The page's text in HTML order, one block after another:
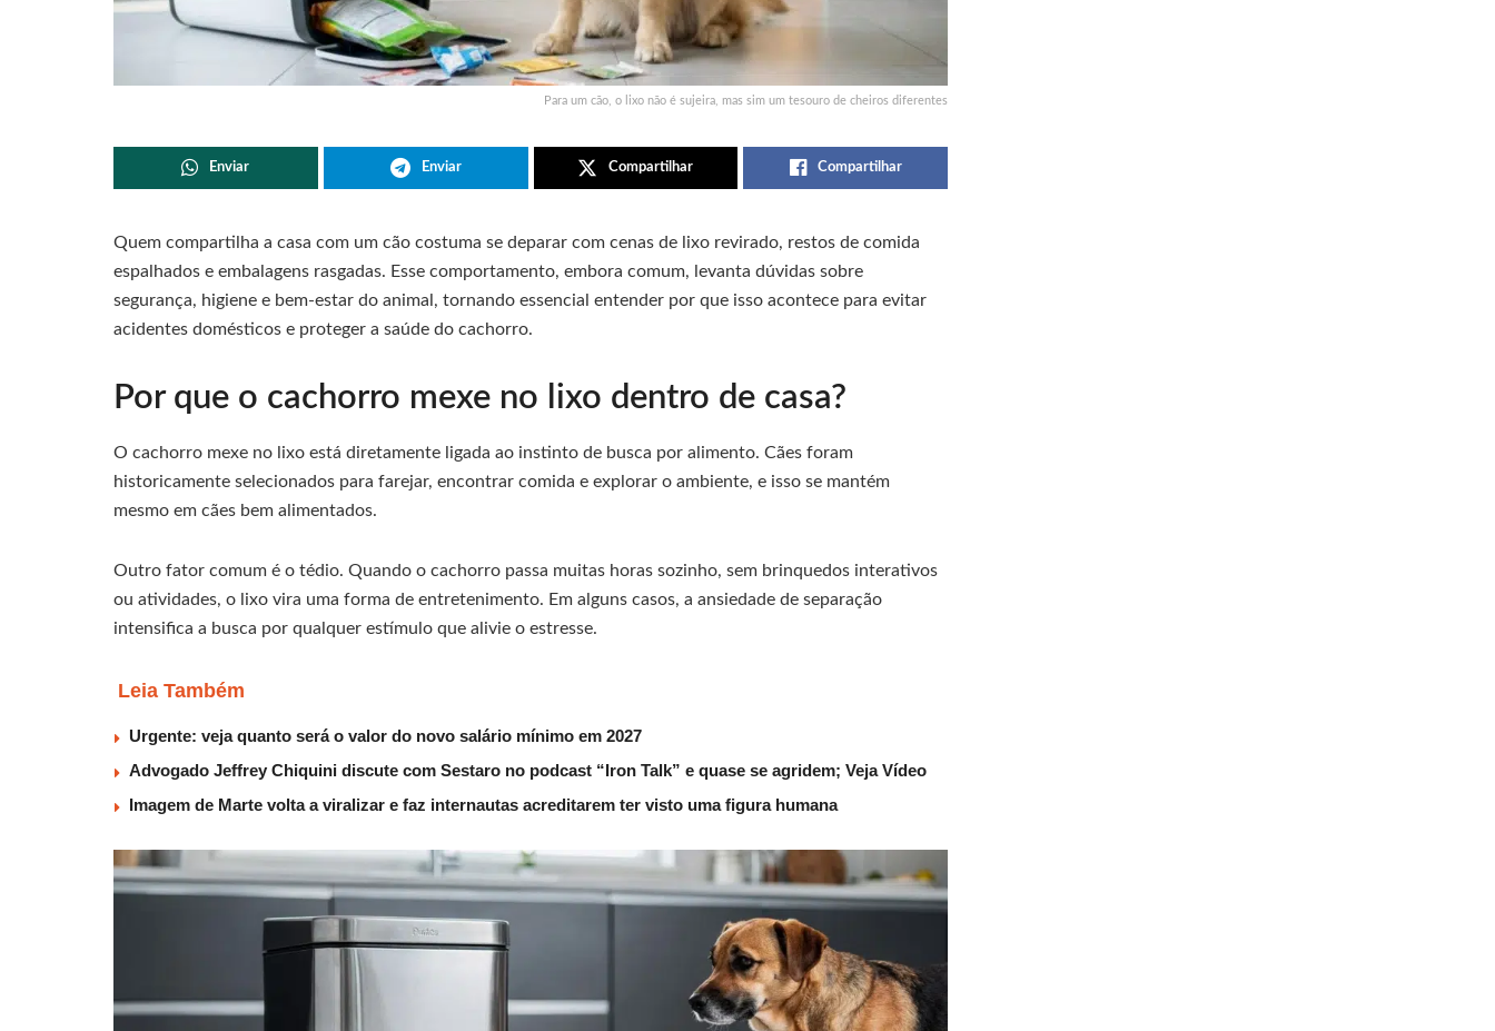
Para um cão, o lixo não é sujeira, mas sim um tesouro de cheiros diferentes
Enviar Enviar Compartilhar Compartilhar
Quem compartilha a casa com um cão costuma se deparar com cenas de lixo revirado, restos de comida
espalhados e embalagens rasgadas. Esse comportamento, embora comum, levanta dúvidas sobre
segurança, higiene e bem-estar do animal, tornando essencial entender por que isso acontece para evitar
acidentes domésticos e proteger a saúde do cachorro.
Por que o cachorro mexe no lixo dentro de casa?
O cachorro mexe no lixo está diretamente ligada ao instinto de busca por alimento. Cães foram
historicamente selecionados para farejar, encontrar comida e explorar o ambiente, e isso se mantém
mesmo em cães bem alimentados.
Outro fator comum é o tédio. Quando o cachorro passa muitas horas sozinho, sem brinquedos interativos
ou atividades, o lixo vira uma forma de entretenimento. Em alguns casos, a ansiedade de separação
intensifica a busca por qualquer estímulo que alivie o estresse.
Leia Também
Urgente: veja quanto será o valor do novo salário mínimo em 2027
Advogado Jeffrey Chiquini discute com Sestaro no podcast “Iron Talk” e quase se agridem; Veja Vídeo
Imagem de Marte volta a viralizar e faz internautas acreditarem ter visto uma figura humana